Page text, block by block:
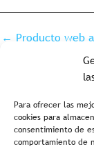
Para ofrecer las
cookies para
consentimiento de
comportamiento de
← Producto web